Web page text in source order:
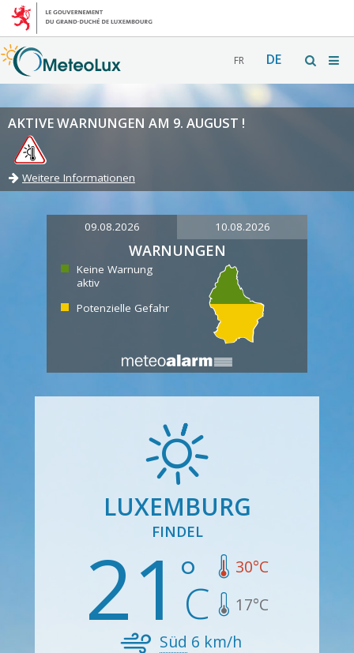
FR DE
AKTIVE WARNUNGEN AM 9. AUGUST !
Weitere Informationen
09.08.2026 10.08.2026
WARNUNGEN
Keine Warnung
aktiv
Potenzielle Gefahr
LUXEMBURG
FINDEL
21 30°C
17°C
Süd 6 km/h